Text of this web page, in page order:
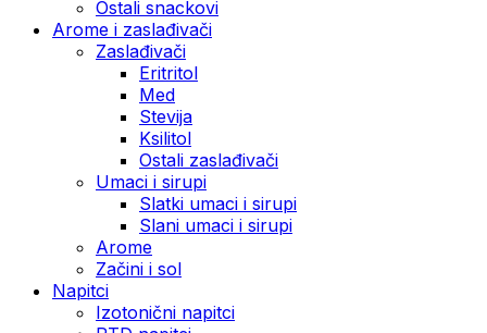
Ostali snackovi
Arome i zaslađivači
Zaslađivači
Eritritol
Med
Stevija
Ksilitol
Ostali zaslađivači
Umaci i sirupi
Slatki umaci i sirupi
Slani umaci i sirupi
Arome
Začini i sol
Napitci
Izotonični napitci